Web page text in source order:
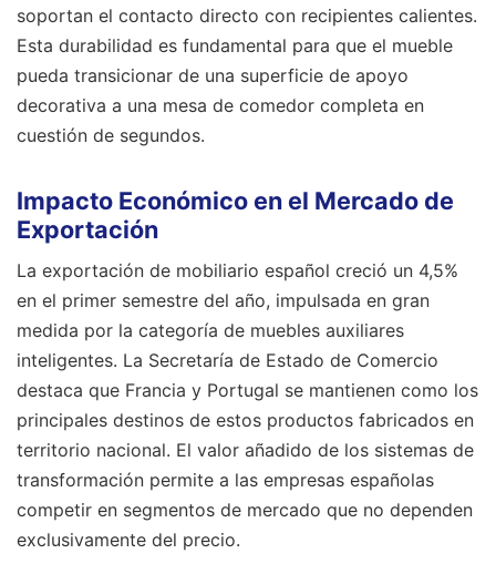
soportan el contacto directo con recipientes calientes.
Esta durabilidad es fundamental para que el mueble
pueda transicionar de una superficie de apoyo
decorativa a una mesa de comedor completa en
cuestión de segundos.
Impacto Económico en el Mercado de
Exportación
La exportación de mobiliario español creció un 4,5%
en el primer semestre del año, impulsada en gran
medida por la categoría de muebles auxiliares
inteligentes. La Secretaría de Estado de Comercio
destaca que Francia y Portugal se mantienen como los
principales destinos de estos productos fabricados en
territorio nacional. El valor añadido de los sistemas de
transformación permite a las empresas españolas
competir en segmentos de mercado que no dependen
exclusivamente del precio.